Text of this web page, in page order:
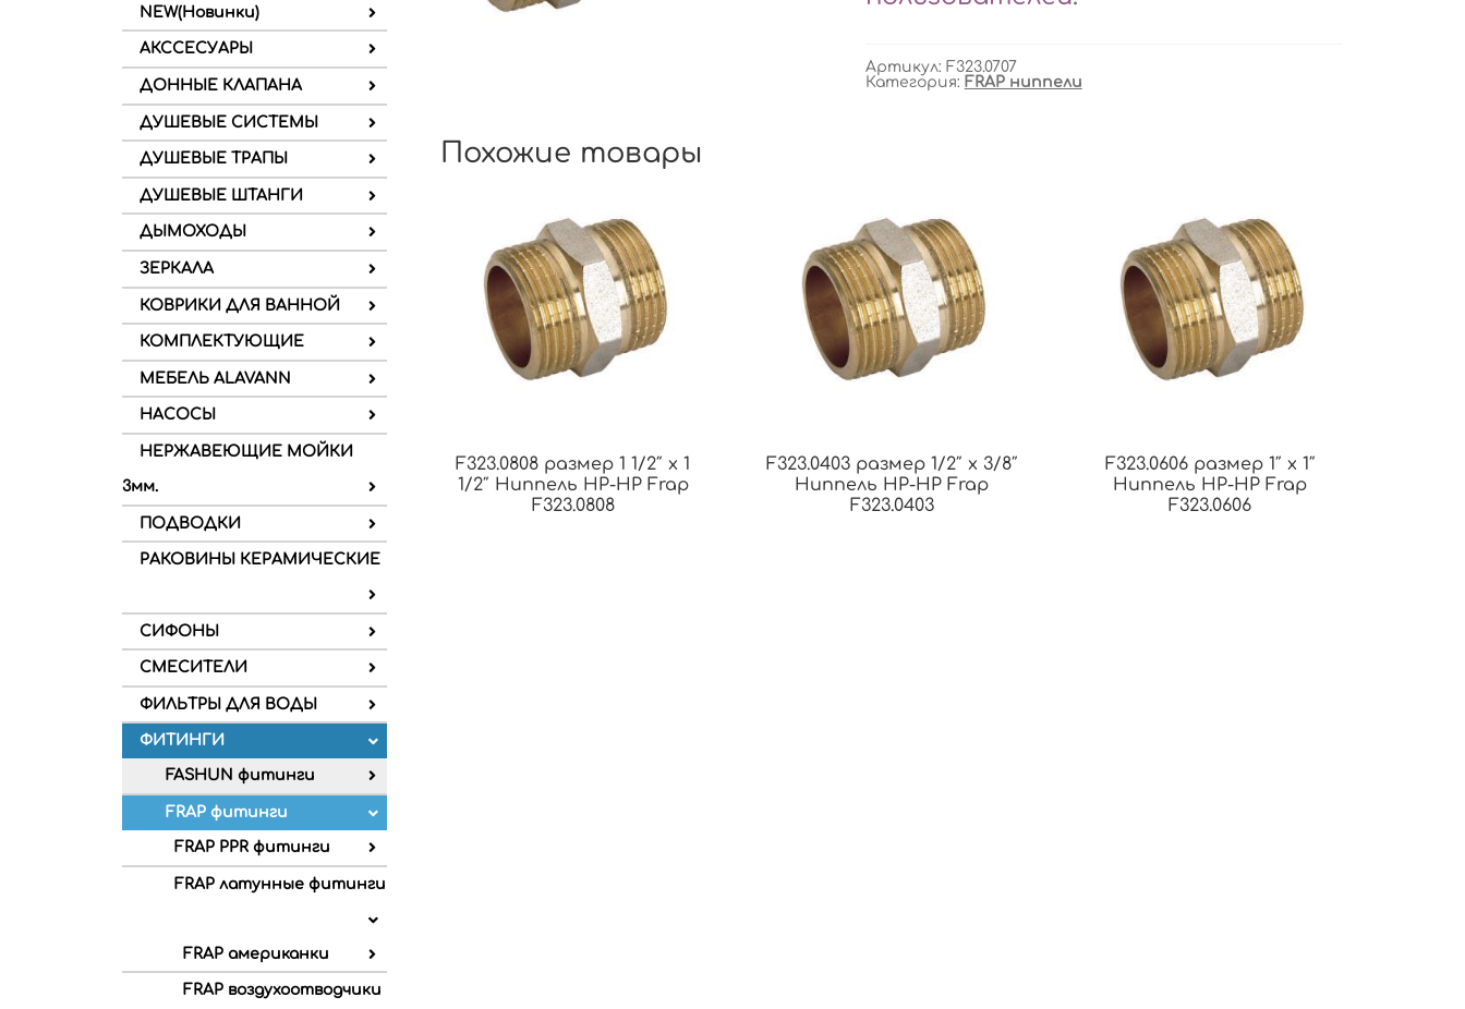
NEW(Новинки)
АКССЕСУАРЫ
ДОННЫЕ КЛАПАНА
ДУШЕВЫЕ СИСТЕМЫ
ДУШЕВЫЕ ТРАПЫ
ДУШЕВЫЕ ШТАНГИ
ДЫМОХОДЫ
ЗЕРКАЛА
КОВРИКИ ДЛЯ ВАННОЙ
КОМПЛЕКТУЮЩИЕ
МЕБЕЛЬ ALAVANN
НАСОСЫ
НЕРЖАВЕЮЩИЕ МОЙКИ
3мм.
ПОДВОДКИ
РАКОВИНЫ КЕРАМИЧЕСКИЕ
СИФОНЫ
СМЕСИТЕЛИ
ФИЛЬТРЫ ДЛЯ ВОДЫ
ФИТИНГИ
FASHUN фитинги
FRAP фитинги
FRAP PPR фитинги
FRAP латунные фитинги
FRAP американки
FRAP воздухоотводчики
Артикул: F323.0707
Категория: FRAP ниппели
Похожие товары
F323.0808 размер 1 1/2″ x 1
1/2″ Ниппель НР-НР Frap
F323.0808
F323.0403 размер 1/2″ x 3/8″
Ниппель НР-НР Frap
F323.0403
F323.0606 размер 1″ x 1″
Ниппель НР-НР Frap
F323.0606